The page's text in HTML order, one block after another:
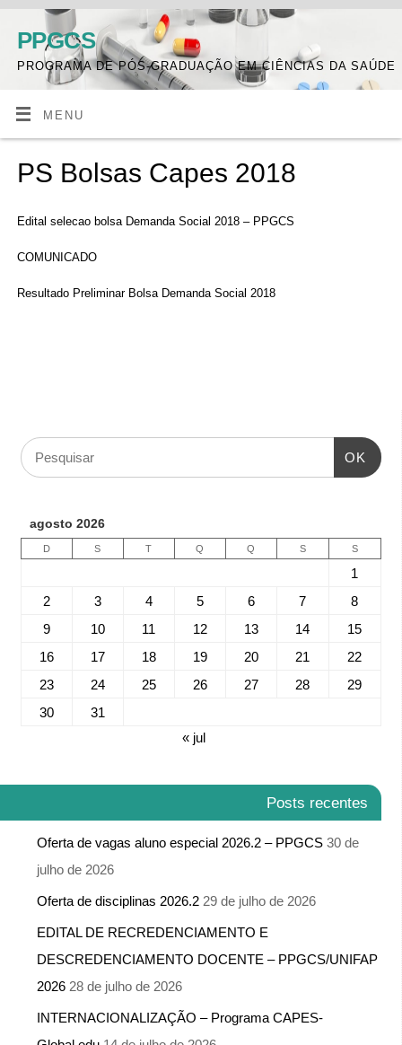
PPGCS
PROGRAMA DE PÓS-GRADUAÇÃO EM CIÊNCIAS DA SAÚDE
MENU
PS Bolsas Capes 2018
Edital selecao bolsa Demanda Social 2018 – PPGCS
COMUNICADO
Resultado Preliminar Bolsa Demanda Social 2018
OK
agosto 2026
D S T Q Q S S
1
2
3 4 5 6 7
8
9
10 11 12 13 14
15
16
17 18 19 20 21
22
23
24 25 26 27 28
29
30
31
« jul
Posts recentes
Oferta de vagas aluno especial 2026.2 – PPGCS 30 de
julho de 2026
Oferta de disciplinas 2026.2 29 de julho de 2026
EDITAL DE RECREDENCIAMENTO E
DESCREDENCIAMENTO DOCENTE – PPGCS/UNIFAP
2026 28 de julho de 2026
INTERNACIONALIZAÇÃO – Programa CAPES-